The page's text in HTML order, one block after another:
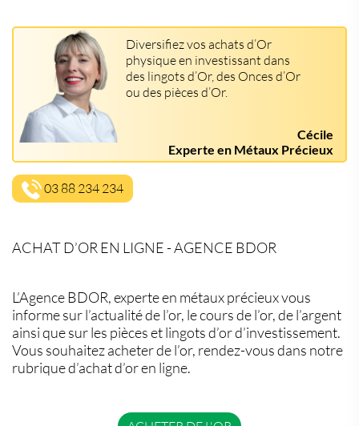
Diversifiez vos achats d’Or
physique en investissant dans
des lingots d’Or, des Onces d’Or
ou des pièces d’Or.
Cécile
Experte en Métaux Précieux
03 88 234 234
ACHAT D’OR EN LIGNE - AGENCE BDOR
L’Agence BDOR, experte en métaux précieux vous
informe sur l’actualité de l’or, le cours de l’or, de l’argent
ainsi que sur les pièces et lingots d’or d’investissement.
Vous souhaitez acheter de l’or, rendez-vous dans notre
rubrique d’achat d’or en ligne.